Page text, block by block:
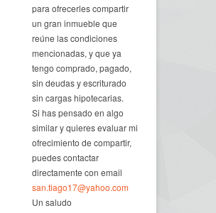
para ofrecerles compartir
un gran inmueble que
reúne las condiciones
mencionadas, y que ya
tengo comprado, pagado,
sin deudas y escriturado
sin cargas hipotecarias.
Si has pensado en algo
similar y quieres evaluar mi
ofrecimiento de compartir,
puedes contactar
directamente con email
san.tiago17@yahoo.com
Un saludo